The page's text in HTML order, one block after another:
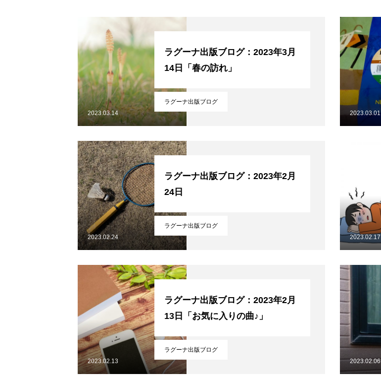
ラグーナ出版の自費出版
ラグーナ製本工房
ラグーナデザイン
ラグーナのほんだな
電子書籍
PickUp商品
ラグーナ出版ブログ
ラグーナ出版ブログ：2023年3月
14日「春の訪れ」
2023.03.14 2023.03.01
ラグーナ出版ブログ
ラグーナ出版ブログ：2023年2月
24日
2023.02.24 2023.02.17
ラグーナ出版ブログ
ラグーナ出版ブログ：2023年2月
13日「お気に入りの曲♪」
2023.02.13 2023.02.06